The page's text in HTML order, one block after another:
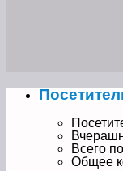
Всего
Общее